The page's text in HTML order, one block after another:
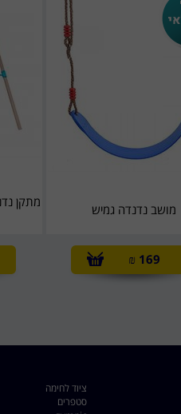
מושב נדנדה גמיש
169
₪
ציוד לחימה
סטפרים